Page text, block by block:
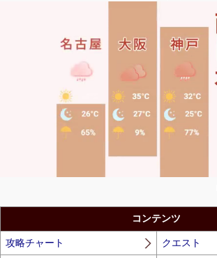
コンテンツ
攻略チャート クエスト